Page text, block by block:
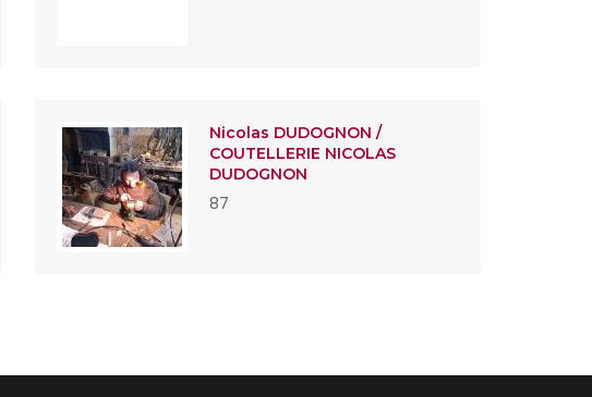
Nicolas DUDOGNON /
COUTELLERIE NICOLAS
DUDOGNON
87